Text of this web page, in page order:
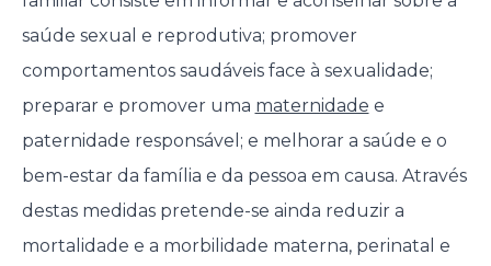
saúde sexual e reprodutiva; promover
comportamentos saudáveis face à sexualidade;
preparar e promover uma maternidade e
paternidade responsável; e melhorar a saúde e o
bem-estar da família e da pessoa em causa. Através
destas medidas pretende-se ainda reduzir a
mortalidade e a morbilidade materna, perinatal e